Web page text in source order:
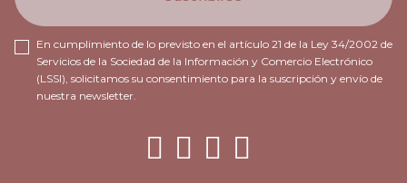
En cumplimiento de lo previsto en el artículo 21 de la Ley 34/2002 de
Servicios de la Sociedad de la Información y Comercio Electrónico
(LSSI), solicitamos su consentimiento para la suscripción y envío de
nuestra newsletter.